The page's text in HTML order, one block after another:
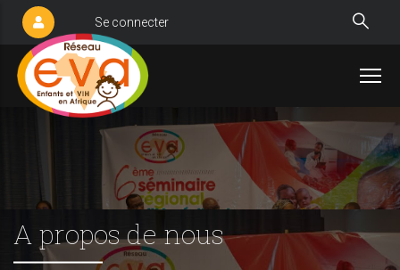
Aller
contenu
principal
User
account
menu
Se connecter
A propos de nous